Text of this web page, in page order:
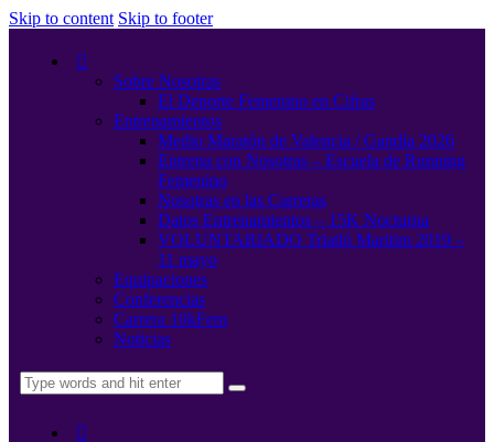
Skip to content Skip to footer
Sobre Nosotras
El Deporte Femenino en Cifras
Entrenamientos
Medio Maratón de Valencia / Gandía 2026
Entrena con Nosotras – Escuela de Running
Femenino
Nosotras en las Carreras
Datos Entrenamientos – 15K Nocturna
VOLUNTARIADO Triatló Maritim 2019 –
11 mayo
Equipaciones
Conferencias
Carrera 10kFem
Noticias